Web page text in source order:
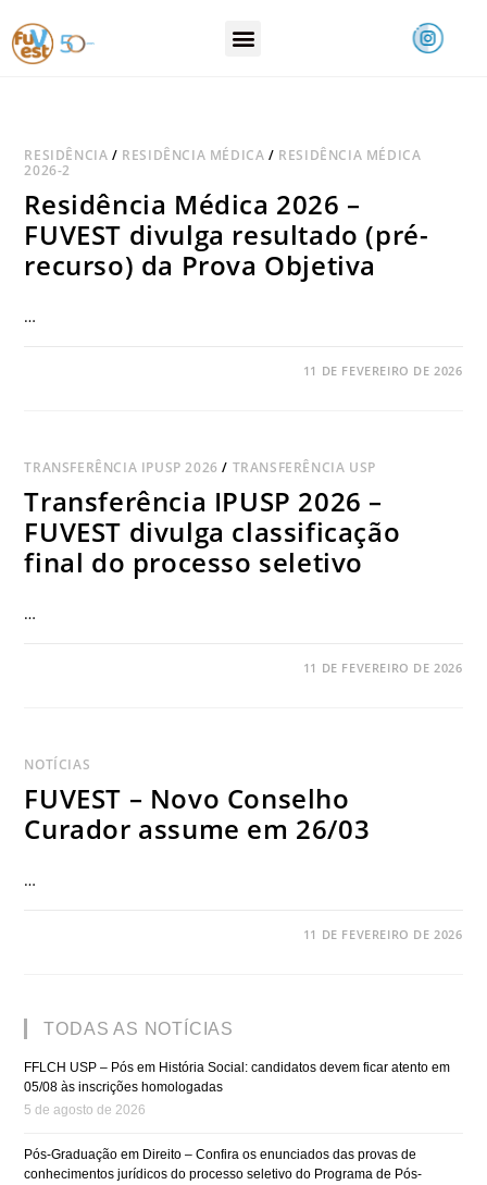
RESIDÊNCIA / RESIDÊNCIA MÉDICA / RESIDÊNCIA MÉDICA
2026-2
Residência Médica 2026 –
FUVEST divulga resultado (pré-
recurso) da Prova Objetiva
…
11 DE FEVEREIRO DE 2026
TRANSFERÊNCIA IPUSP 2026 / TRANSFERÊNCIA USP
Transferência IPUSP 2026 –
FUVEST divulga classificação
final do processo seletivo
…
11 DE FEVEREIRO DE 2026
NOTÍCIAS
FUVEST – Novo Conselho
Curador assume em 26/03
…
11 DE FEVEREIRO DE 2026
TODAS AS NOTÍCIAS
FFLCH USP – Pós em História Social: candidatos devem ficar atento em
05/08 às inscrições homologadas
5 de agosto de 2026
Pós-Graduação em Direito – Confira os enunciados das provas de
conhecimentos jurídicos do processo seletivo do Programa de Pós-